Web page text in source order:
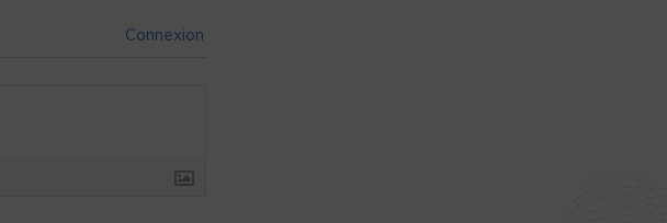
Connexion